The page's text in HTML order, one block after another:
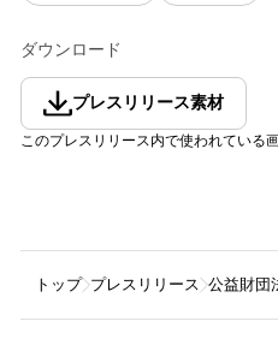
ダウンロード
プレスリリース素材
このプレスリリース内で使われている
トップ プレスリリース 公益財